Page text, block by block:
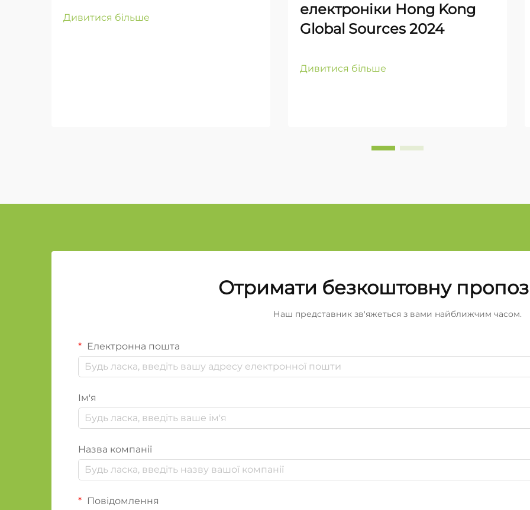
Дивитися більше
електроніки Hong Kong
Global Sources 2024
Дивитися більше
Отримати безкоштовну
Наш представник зв'яжеться з вами найближчим часом.
Електронна пошта
Ім'я
Назва компанії
Повідомлення